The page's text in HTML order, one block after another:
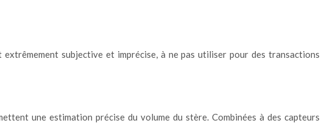
subjective et imprécise, à ne pas utiliser pour des transactions
une estimation précise du volume du stère. Combinées à des capteurs